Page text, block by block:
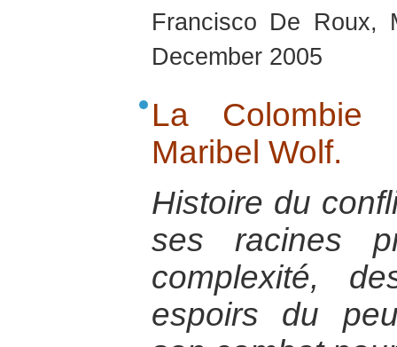
Francisco De Roux,
December 2005
La Colombie
Maribel Wolf.
Histoire du
ses racines
complexité,
espoirs du